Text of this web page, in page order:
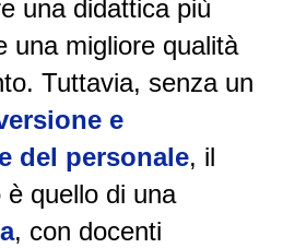
una didattica più
una migliore qualità
Tuttavia, senza un
e
del personale, il
quello di una
, con docenti